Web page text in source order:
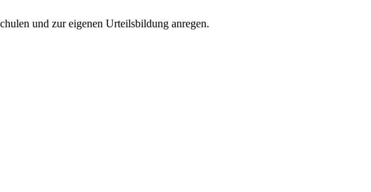
und zur eigenen Urteilsbildung anregen.